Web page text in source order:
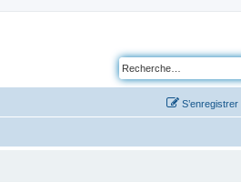
S’enregistrer